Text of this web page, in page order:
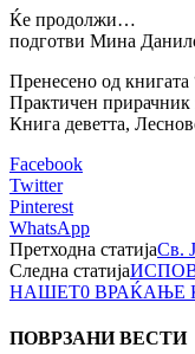
Ќе продолжи…
подготви Мина
Пренесено од
Практичен прирачник
Книга деветта,
Facebook
Twitter
Pinterest
WhatsApp
Претходна статијаСв.
Следна статија
НАШЕТ0 ВРАЌАЊЕ
ПОВРЗАНИ ВЕСТИ